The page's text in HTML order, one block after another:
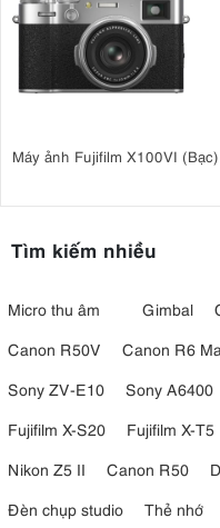
Máy ảnh Fujifilm X100VI (Bạc)
Tìm kiếm nhiều
Micro thu âm Gimbal
Canon R50V
Canon R6
Sony ZV-E10
Sony A6400
Fujifilm X-S20
Fujifilm X-T5
Nikon Z5 II
Canon R50
Đèn chụp studio
Thẻ nhớ